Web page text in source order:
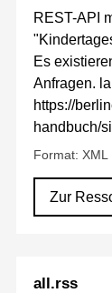
REST-API
Es
Anfragen.
https://
handbuch/
Format: XML
Zur
all.rss